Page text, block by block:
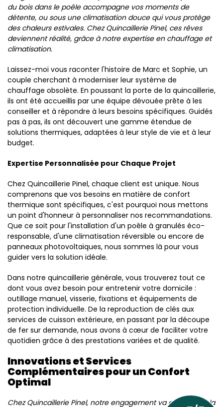
du bois dans le poêle accompagne vos moments de
détente, ou sous une climatisation douce qui vous protège
des chaleurs estivales. Chez Quincaillerie Pinel, ces rêves
deviennent réalité, grâce à notre expertise en chauffage et
climatisation.
Laissez-moi vous raconter l'histoire de Marc et Sophie, un
couple cherchant à moderniser leur système de
chauffage obsolète. En poussant la porte de la quincaillerie,
ils ont été accueillis par une équipe dévouée prête à les
conseiller et à répondre à leurs besoins spécifiques. Guidés
pas à pas, ils ont découvert une gamme étendue de
solutions thermiques, adaptées à leur style de vie et à leur
budget.
Expertise Personnalisée pour Chaque Projet
Chez Quincaillerie Pinel, chaque client est unique. Nous
comprenons que vos besoins en matière de confort
thermique sont spécifiques, c'est pourquoi nous mettons
un point d'honneur à personnaliser nos recommandations.
Que ce soit pour l'installation d'un poêle à granulés éco-
responsable, d'une climatisation réversible ou encore de
panneaux photovoltaïques, nous sommes là pour vous
guider vers la solution idéale.
Dans notre quincaillerie générale, vous trouverez tout ce
dont vous avez besoin pour entretenir votre domicile :
outillage manuel, visserie, fixations et équipements de
protection individuelle. De la reproduction de clés aux
services de cuisson extérieure, en passant par la découpe
de fer sur demande, nous avons à cœur de faciliter votre
quotidien grâce à des prestations variées et de qualité.
Innovations et Services
Complémentaires pour un Confort
Optimal
Chez Quincaillerie Pinel, notre engagement va au-delà de la